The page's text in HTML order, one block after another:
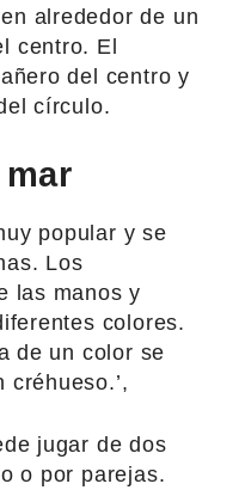
alrededor de un
centro. El
del centro y
círculo.
popular y se
Los
las manos y
colores.
de un color se
jugar de dos
o por parejas.